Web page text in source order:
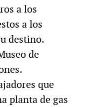
a los
a los
destino.
de
que
planta de gas